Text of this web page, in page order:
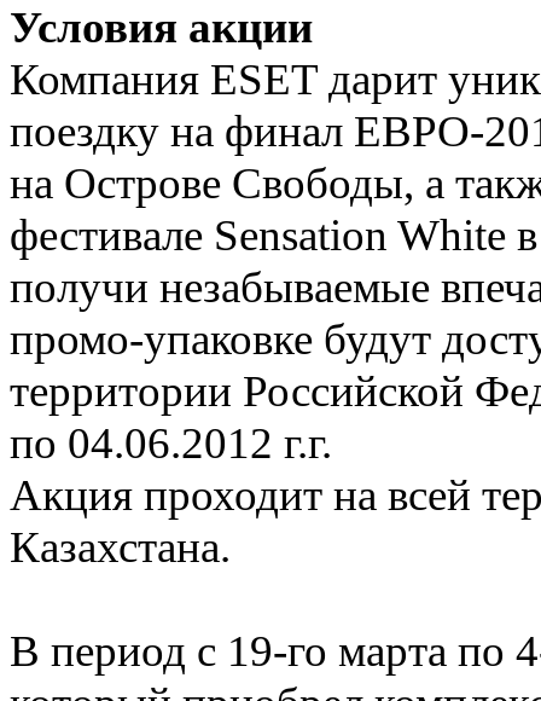
Условия акции
Компания ESET дарит
поездку на финал ЕВРО-
на Острове Свободы, а
фестивале Sensation White
получи незабываемые
промо-упаковке будут
территории Российской
по 04.06.2012 г.г.
Акция проходит на всей
Казахстана.
В период с 19-го марта по